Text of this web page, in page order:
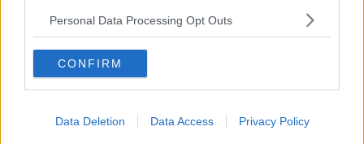
Personal Data Processing Opt Outs
CONFIRM
Data Deletion Data Access Privacy Policy
​Vespa che passione!
​Lasciate ai vostri figli il diritto di piangere
​Parole d’amore regalate al vento
​Essere genitori di un adolescente
​Saper pazientare
​Venerdì emozionalmente sostenibile